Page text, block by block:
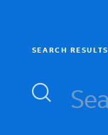
SEARCH RESULTS